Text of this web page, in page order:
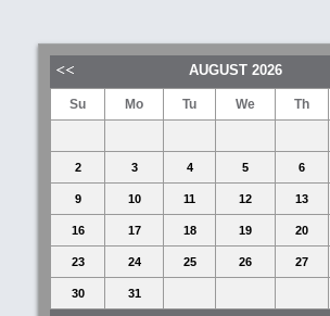
AUGUST 2026
Su Mo Tu We Th
2 3 4 5 6
9 10 11 12 13
16 17 18 19 20
23 24 25 26 27
30 31